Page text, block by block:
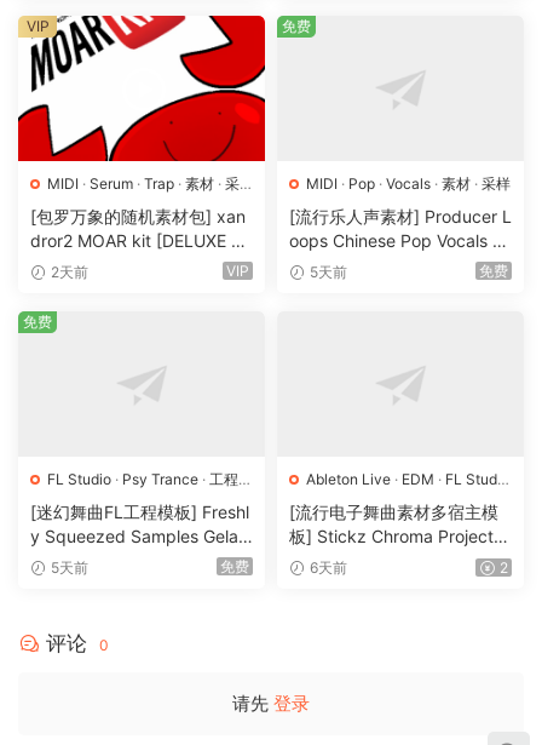
MIDI · Serum · Trap · 素材 · 采
样·预置
[包罗万象的随机素材包] xan
dror2 MOAR kit [DELUXE VE
RSION] [WAV, MiDi]（3.1G
2天前 VIP
VIP
MIDI · Pop · Vocals · 素材 · 采样
[流行乐人声素材] Producer L
oops Chinese Pop Vocals Vo
l.1 [WAV, MiDi, REX]（3.21G
5天前 免费
免费
FL Studio · Psy Trance · 工程·
素材
采样
[迷幻舞曲FL工程模板] Freshl
y Squeezed Samples Gelar
di Template Essentials Vol.1
5天前 免费
免费
Ableton Live · EDM · FL Studio
· Logic Pro ·Pop · 工程· 素材
采样
[流行电子舞曲素材多宿主模
板] Stickz Chroma Project Fi
le Expansion（2.53GB）
6天前 2
评论 0
请先 登录